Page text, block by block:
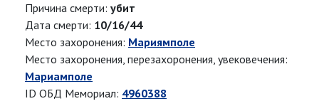
Причина смерти: убит
Дата смерти: 10/16/44
Место захоронения: Мариямполе
Место захоронения, перезахоронения, увековечения:
Мариамполе
ID ОБД Мемориал: 4960388